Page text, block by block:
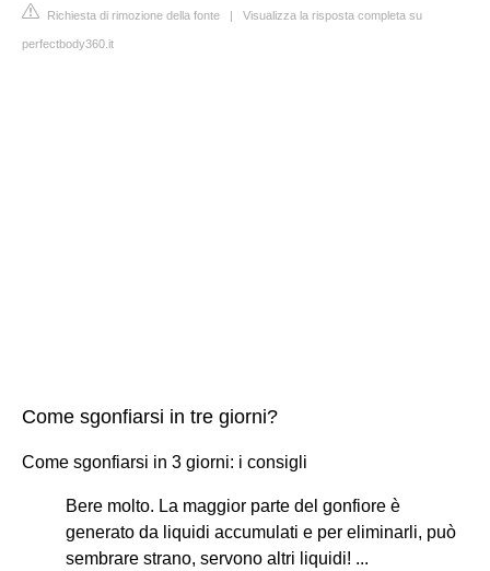
Richiesta di rimozione della fonte | Visualizza la risposta completa su
perfectbody360.it
Come sgonfiarsi in tre giorni?
Come sgonfiarsi in 3 giorni: i consigli
Bere molto. La maggior parte del gonfiore è
generato da liquidi accumulati e per eliminarli, può
sembrare strano, servono altri liquidi! ...